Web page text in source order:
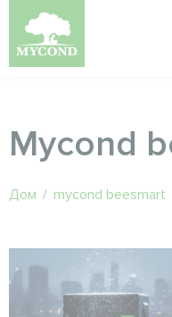
Mycond
Дом / mycond beesmart